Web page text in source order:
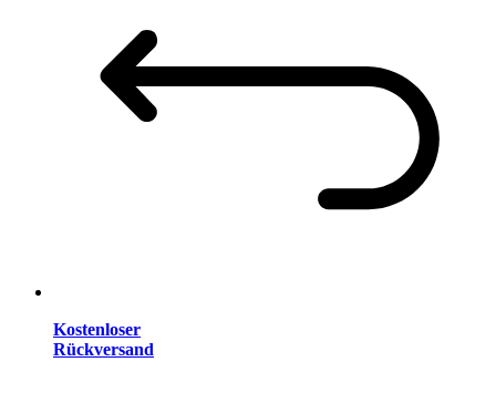
Kostenloser
Rückversand